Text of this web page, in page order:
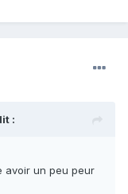
:
avoir un peu peur